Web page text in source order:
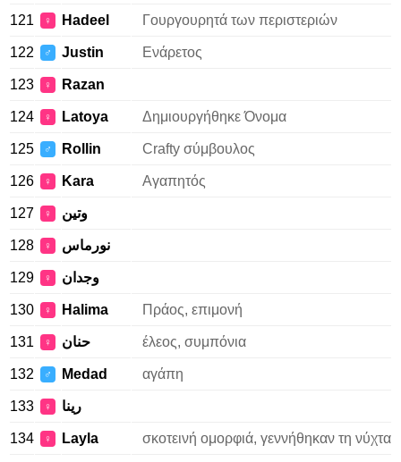
121 ♀ Hadeel Γουργουρητά των περιστεριών
122 ♂ Justin Ενάρετος
123 ♀ Razan
124 ♀ Latoya Δημιουργήθηκε Όνομα
125 ♂ Rollin Crafty σύμβουλος
126 ♀ Kara Αγαπητός
127 ♀ وتين
128 ♀ نورماس
129 ♀ وجدان
130 ♀ Halima Πράος, επιμονή
131 ♀ حنان έλεος, συμπόνια
132 ♂ Medad αγάπη
133 ♀ رينا
134 ♀ Layla σκοτεινή ομορφιά, γεννήθηκαν τη νύχτα